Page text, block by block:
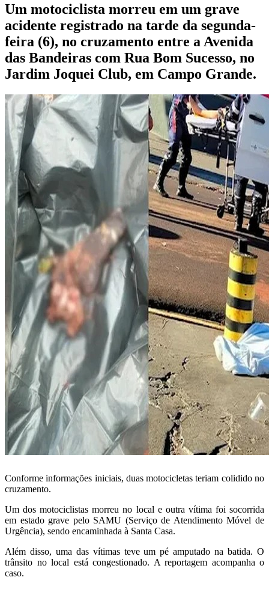
Um motociclista morreu em um grave
acidente registrado na tarde da segunda-
feira (6), no cruzamento entre a Avenida
das Bandeiras com Rua Bom Sucesso, no
Jardim Joquei Club, em Campo Grande.
Conforme informações iniciais, duas motocicletas teriam colidido no
cruzamento.
Um dos motociclistas morreu no local e outra vítima foi socorrida
em estado grave pelo SAMU (Serviço de Atendimento Móvel de
Urgência), sendo encaminhada à Santa Casa.
Além disso, uma das vítimas teve um pé amputado na batida. O
trânsito no local está congestionado. A reportagem acompanha o
caso.